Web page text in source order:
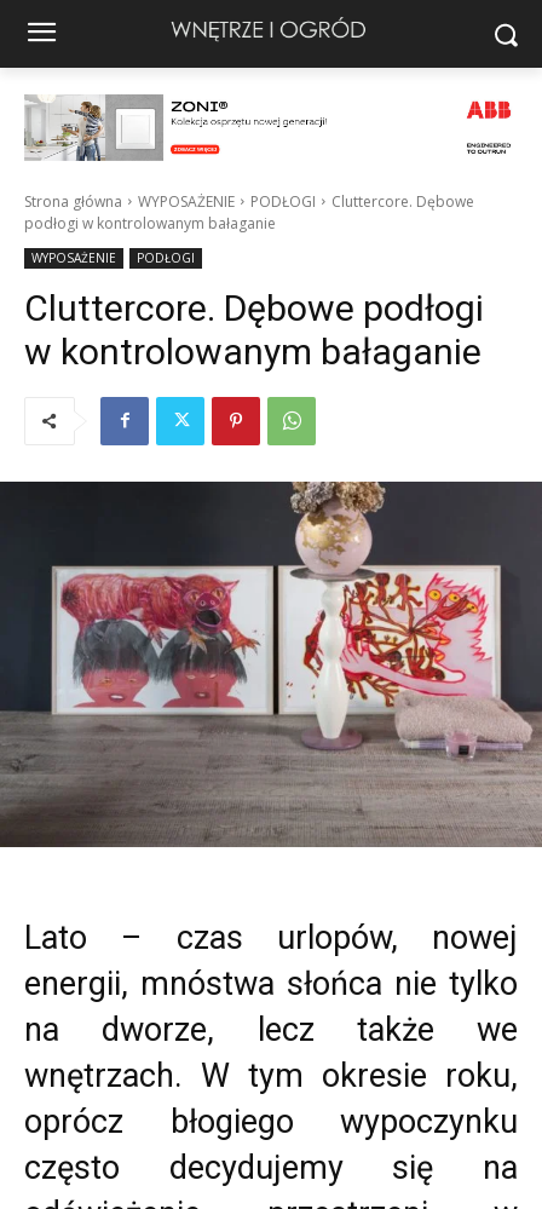
Strona główna WYPOSAŻENIE PODŁOGI
Cluttercore. Dębowe
podłogi w kontrolowanym bałaganie
WYPOSAŻENIE PODŁOGI
Cluttercore. Dębowe podłogi
w kontrolowanym bałaganie
Lato – czas urlopów, nowej
energii, mnóstwa słońca nie tylko
na dworze, lecz także we
wnętrzach. W tym okresie roku,
oprócz błogiego wypoczynku
często decydujemy się na